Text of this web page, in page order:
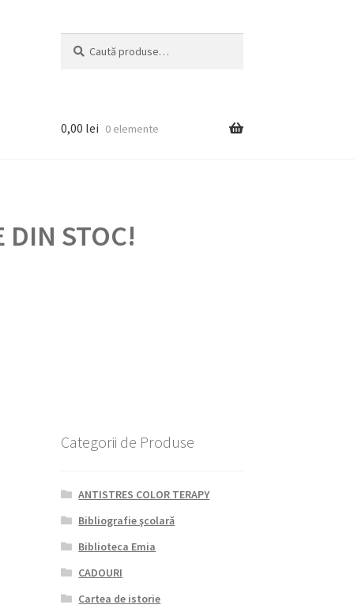
după:
0,00 lei 0 elemente
DIN STOC!
Categorii de Produse
ANTISTRES COLOR TERAPY
Bibliografie şcolară
Biblioteca Emia
CADOURI
Cartea de istorie